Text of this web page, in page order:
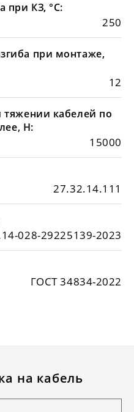
при КЗ, °С:
250
при монтаже,
12
кабелей по
Н:
15000
27.32.14.111
028-29225139-2023
ГОСТ 34834-2022
на кабель